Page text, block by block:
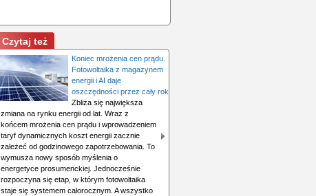
Czytaj też
Koniec mrożenia cen prądu.
Fotowoltaika z magazynem
energii i AI daje
oszczędności przez cały rok
Zbliża się największa
zmiana na rynku energii od lat. Wraz z
końcem mrożenia cen prądu i wprowadzeniem
taryf dynamicznych koszt energii zacznie
zależeć od godzinowego zapotrzebowania. To
wymusza nowy sposób myślenia o
energetyce prosumenckiej. Jednocześnie
rozpoczyna się etap, w którym fotowoltaika
staje się systemem całorocznym. A wszystko